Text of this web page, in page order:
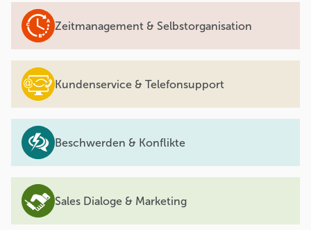
Zeitmanagement & Selbstorganisation
Kundenservice & Telefonsupport
Beschwerden & Konflikte
Sales Dialoge & Marketing